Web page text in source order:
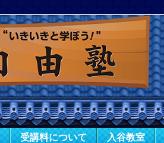
受講料について 入谷教室